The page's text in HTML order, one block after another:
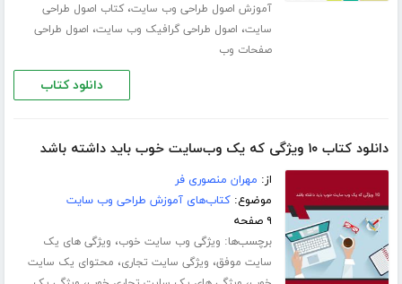
آموزش اصول طراحی وب سایت،کتاب اصول طراحی
سایت، اصول طراحی گرافیک وب سایت، اصول طراحی
صفحات وب
دانلود کتاب
دانلود کتاب ۱۰ ویژگی که یک وب‌سایت خوب باید داشته باشد
از: مهران منصوری فر
موضوع:کتاب‌های آموزش طراحی وب سایت
۹ صفحه
برچسب‌ها: ویژگی وب سایت خوب، ویژگی های یک
سایت موفق، ویژگی سایت تجاری، محتوای یک سایت